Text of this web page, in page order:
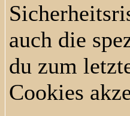
auch die
du zum
Cookies